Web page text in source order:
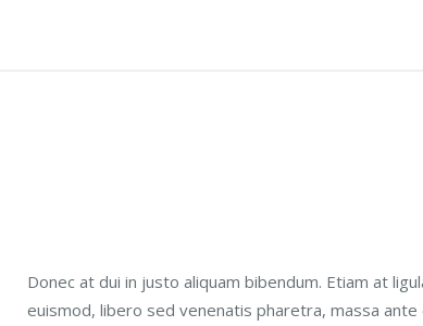
Donec at dui in justo aliquam bibendum. Etiam at
euismod, libero sed venenatis pharetra, massa